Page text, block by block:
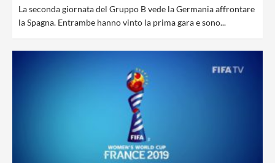
La seconda giornata del Gruppo B vede la Germania affrontare
la Spagna. Entrambe hanno vinto la prima gara e sono...